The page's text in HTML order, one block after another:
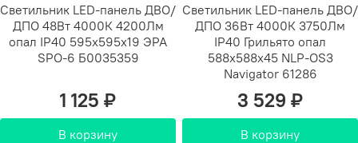
Светильник LED-панель ДВО/
ДПО 48Вт 4000К 4200Лм
опал IP40 595х595х19 ЭРА
SPO-6 Б0035359
1 125 ₽
В корзину
Светильник LED-панель ДВО/
ДПО 36Вт 4000К 3750Лм
IP40 Грильято опал
588х588х45 NLP-OS3
Navigator 61286
3 529 ₽
В корзину